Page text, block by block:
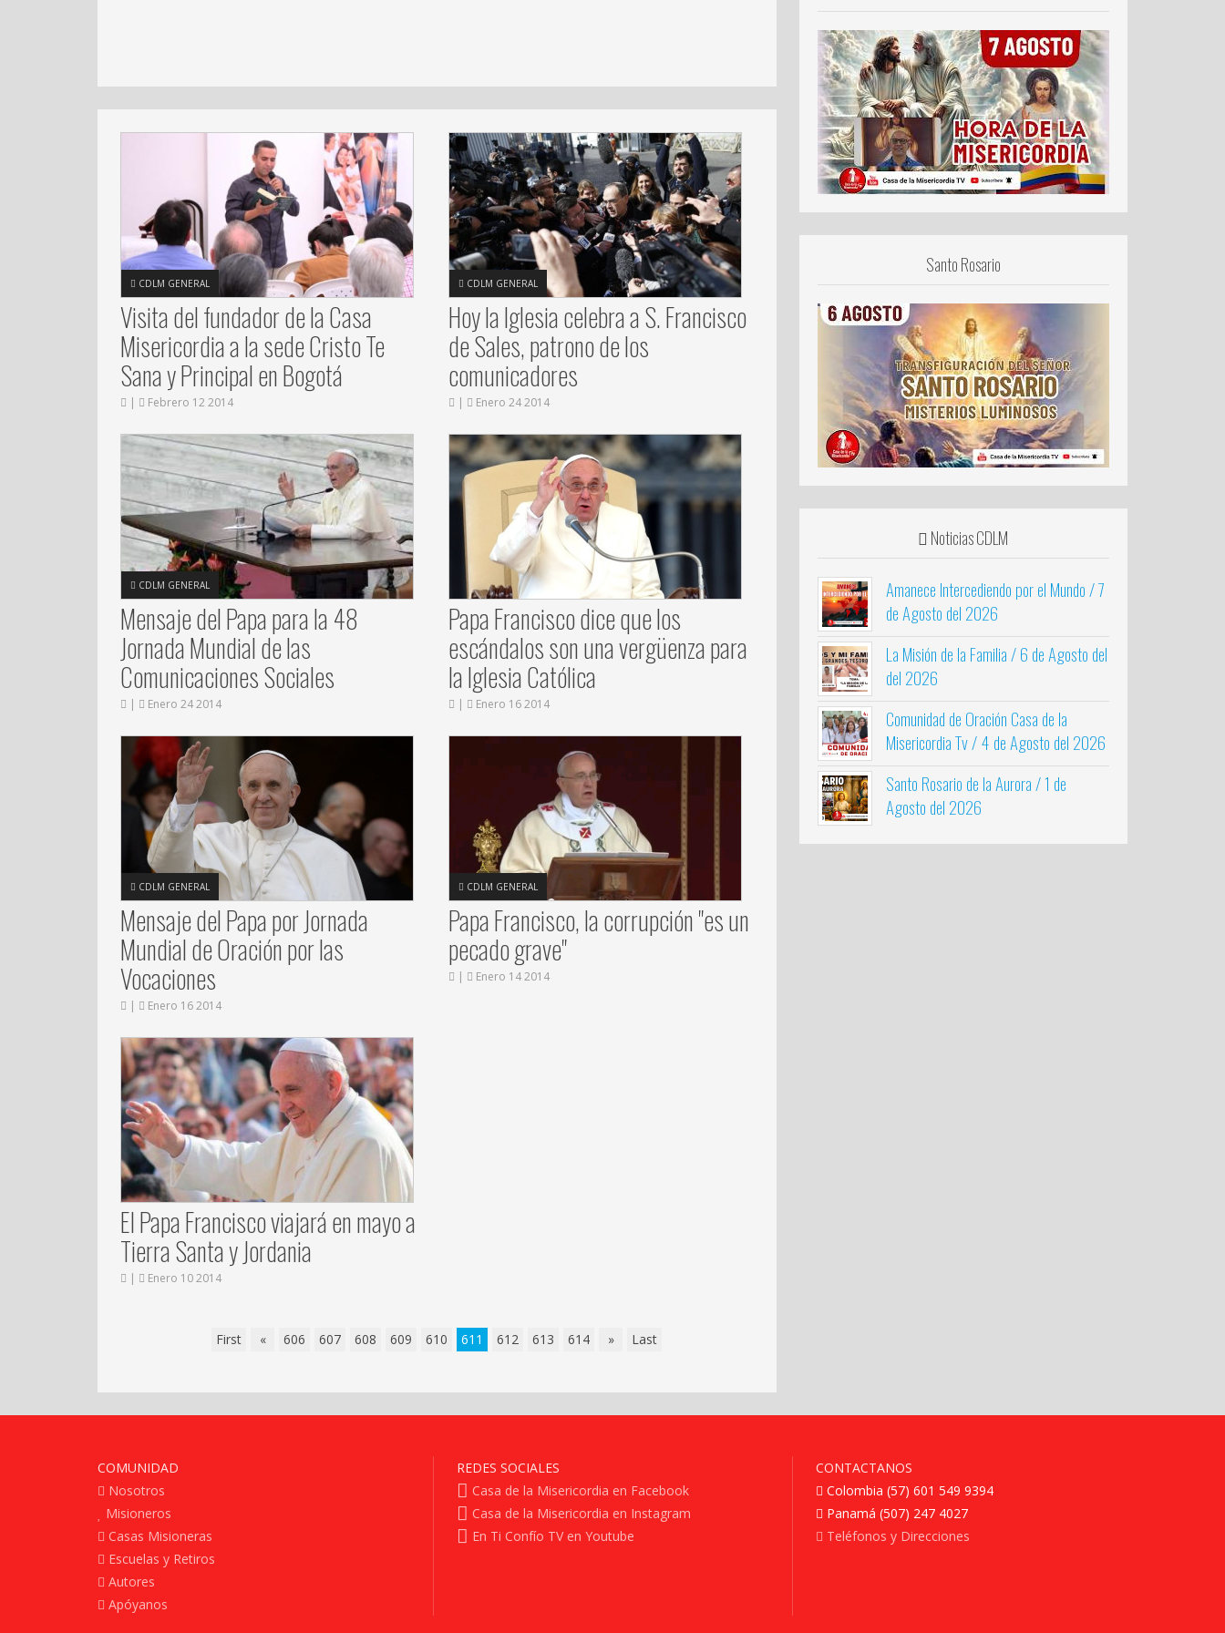
CDLM GENERAL
Visita del fundador de la Casa
Misericordia a la sede Cristo Te
Sana y Principal en Bogotá
| Febrero 12 2014
CDLM GENERAL
Hoy la Iglesia celebra a S. Francisco
de Sales, patrono de los
comunicadores
| Enero 24 2014
CDLM GENERAL
Mensaje del Papa para la 48
Jornada Mundial de las
Comunicaciones Sociales
| Enero 24 2014
Papa Francisco dice que los
escándalos son una vergüenza para
la Iglesia Católica
| Enero 16 2014
CDLM GENERAL
Mensaje del Papa por Jornada
Mundial de Oración por las
Vocaciones
| Enero 16 2014
CDLM GENERAL
Papa Francisco, la corrupción "es un
pecado grave"
| Enero 14 2014
El Papa Francisco viajará en mayo a
Tierra Santa y Jordania
| Enero 10 2014
First « 606 607 608 609 610 611 612 613 614 » Last
Santo Rosario
Noticias CDLM
Amanece Intercediendo por el Mundo / 7
de Agosto del 2026
La Misión de la Familia / 6 de Agosto del
del 2026
Comunidad de Oración Casa de la
Misericordia Tv / 4 de Agosto del 2026
Santo Rosario de la Aurora / 1 de
Agosto del 2026
COMUNIDAD
Nosotros
Misioneros
Casas Misioneras
Escuelas y Retiros
Autores
Apóyanos
REDES SOCIALES
Casa de la Misericordia en Facebook
Casa de la Misericordia en Instagram
En Ti Confío TV en Youtube
CONTACTANOS
Colombia (57) 601 549 9394
Panamá (507) 247 4027
Teléfonos y Direcciones